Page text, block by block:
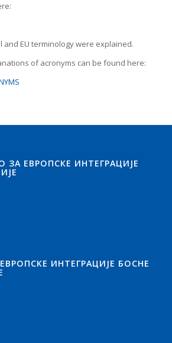
and EU terminology were explained.
of acronyms can be found here:
ЗА ЕВРОПСКЕ ИНТЕГРАЦИЈЕ
ИНТЕГРАЦИЈЕ БОСНЕ